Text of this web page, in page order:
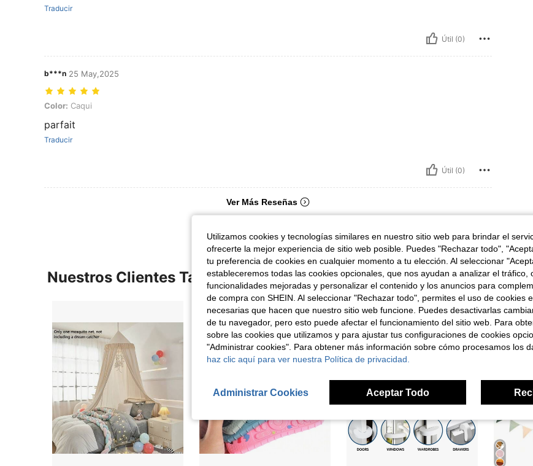
Traducir
Útil (0)
b***n 25 May,2025
Color: Caqui
Color: Caqui
parfait
Traducir
Útil (0)
Ver Más Reseñas
Nuestros Clientes También Vieron
Utilizamos cookies y tecnologías similares en nuestro sitio web para brindar el
ofrecerte la mejor experiencia de sitio web posible. Puedes "Rechazar todo",
tu preferencia de cookies en cualquier momento a tu elección. Al seleccionar
estableceremos todas las cookies opcionales, que nos ayudan a analizar el tráfico,
funcionalidades mejoradas y personalizar el contenido y los anuncios para
de compra con SHEIN. Al seleccionar "Rechazar todo", permites el uso de cookies
necesarias que hacen que nuestro sitio web funcione. Puedes desactivarlas
de tu navegador, pero esto puede afectar el funcionamiento del sitio web. Para
sobre las cookies que utilizamos y para ajustar tus configuraciones de cookies
"Administrar cookies". Para obtener más información sobre cómo procesamos los
haz clic aquí para ver nuestra Política de privacidad.
Administrar Cookies Aceptar Todo